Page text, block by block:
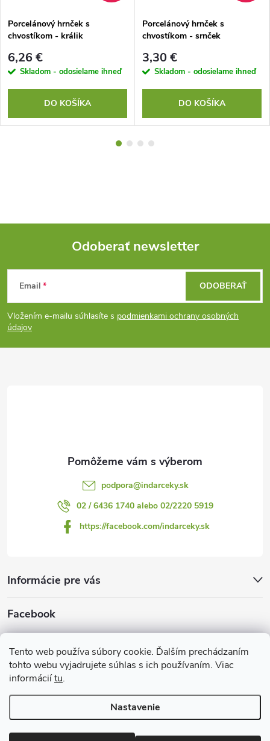
Tento web používa súbory cookie. Ďalším prechádzaním
tohto webu vyjadrujete súhlas s ich používaním. Viac
informáciítu.
Nastavenie
Porcelánový hrnček s
chvostíkom - králik
6,26 €
Skladom - odosielame ihneď
DO KOŠÍKA
Porcelánový hrnček s
chvostíkom - srnček
3,30 €
Skladom - odosielame ihneď
DO KOŠÍKA
Z
á
p
Odoberať newsletter
Email
Vložením e-mailu súhlasíte s podmienkami ochrany osobných
údajov
ODOBERAŤ
podpora@indarceky.sk
02 / 6436 1740 alebo 02/2220 5919
https://facebook.com/indarceky.sk
Informácie pre vás
Facebook
Prijímame online platby
Copyright 2026Indarčeky.sk. Všetky práva vyhradené.Upraviť
nastavenie cookies